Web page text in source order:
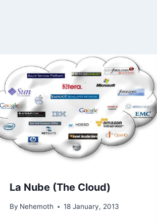
La Nube (The Cloud)
By Nehemoth 18 January, 2013